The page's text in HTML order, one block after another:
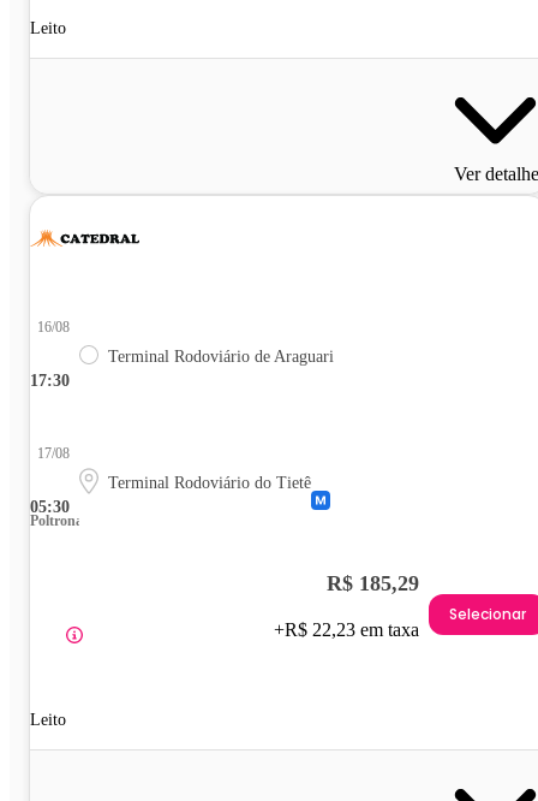
Leito
Ver
17:30
16/08
Terminal Rodoviário de Araguari
05:30
17/08
Terminal Rodoviário do Tietê
Poltrona
Leito
R$ 185,29
+R$ 22,23 em taxa
Selecionar